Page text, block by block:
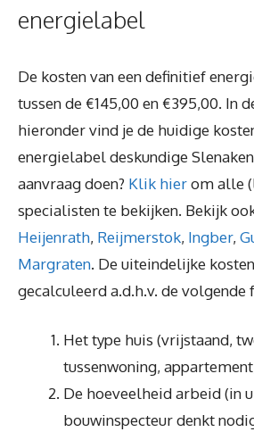
energielabel
De kosten van een definitief
tussen de €145,00 en €395,00. In
hieronder vind je de huidige
energielabel deskundige
aanvraag doen? Klik hierom alle
specialisten te bekijken. Bekijk
Heijenrath, Reijmerstok, Ingber,
Margraten. De uiteindelijke
gecalculeerd a.d.h.v. de volgende
Het type huis (vrijstaand,
tussenwoning,
De hoeveelheid arbeid (in
bouwinspecteur denkt